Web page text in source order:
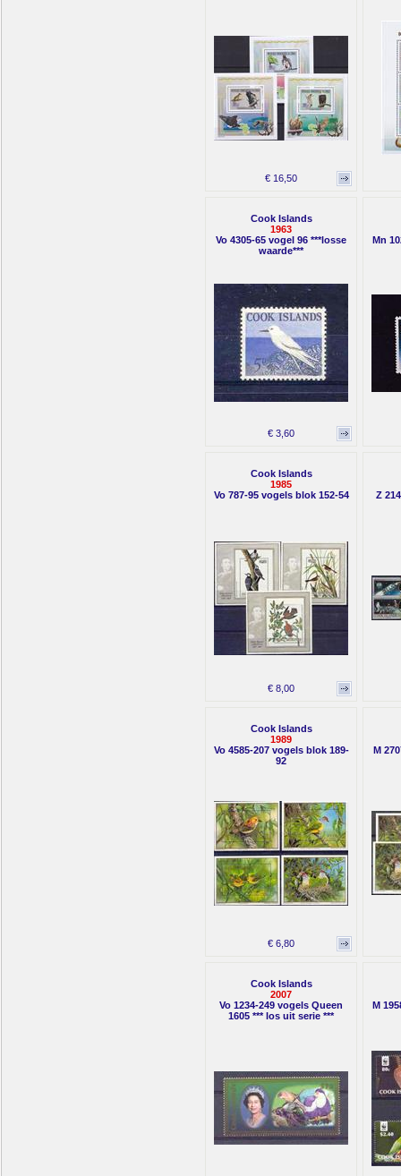
€ 16,50
Cook Islands
1963
Vo 4305-65 vogel 96 ***losse
waarde***
€ 3,60
Mn
Cook Islands
1985
Vo 787-95 vogels blok 152-54
€ 8,00
Z
Cook Islands
1989
Vo 4585-207 vogels blok 189-
92
€ 6,80
M
Cook Islands
2007
Vo 1234-249 vogels Queen
1605 *** los uit serie ***
M